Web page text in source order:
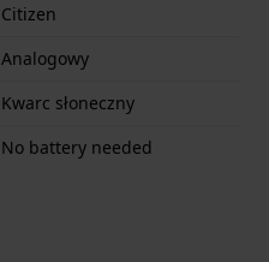
Citizen
Analogowy
Kwarc słoneczny
No battery needed